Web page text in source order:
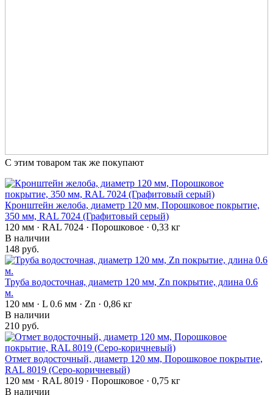
С этим товаром так же покупают
Кронштейн желоба, диаметр 120 мм, Порошковое покрытие,
350 мм, RAL 7024 (Графитовый серый)
120 мм · RAL 7024 · Порошковое · 0,33 кг
В наличии
148 руб.
Труба водосточная, диаметр 120 мм, Zn покрытие, длина 0.6
м.
120 мм · L 0.6 мм · Zn · 0,86 кг
В наличии
210 руб.
Отмет водосточный, диаметр 120 мм, Порошковое покрытие,
RAL 8019 (Серо-коричневый)
120 мм · RAL 8019 · Порошковое · 0,75 кг
В наличии